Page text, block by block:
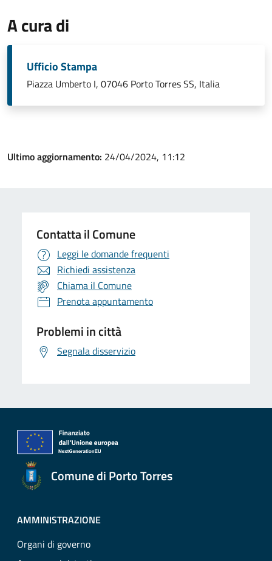
A cura di
Ufficio Stampa
Piazza Umberto I, 07046 Porto Torres SS, Italia
Ultimo aggiornamento: 24/04/2024, 11:12
Contatta il Comune
Leggi le domande frequenti
Richiedi assistenza
Chiama il Comune
Prenota appuntamento
Problemi in città
Segnala disservizio
Comune di Porto Torres
AMMINISTRAZIONE
Organi di governo